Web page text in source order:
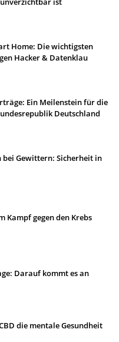
Home: Die wichtigsten
Hacker & Datenklau
Ein Meilenstein für die
Deutschland
bei Gewittern: Sicherheit in
Kampf gegen den Krebs
Darauf kommt es an
die mentale Gesundheit